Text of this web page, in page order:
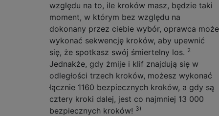
względu na to, ile kroków masz, będzie taki
moment, w którym bez względu na
dokonany przez ciebie wybór, oprawca może
wykonać sekwencję kroków, aby upewnić
się, że spotkasz swój śmiertelny los. 2
Jednakże, gdy żmije i klif znajdują się w
odległości trzech kroków, możesz wykonać
łącznie 1160 bezpiecznych kroków, a gdy są
cztery kroki dalej, jest co najmniej 13 000
bezpiecznych kroków! 3)